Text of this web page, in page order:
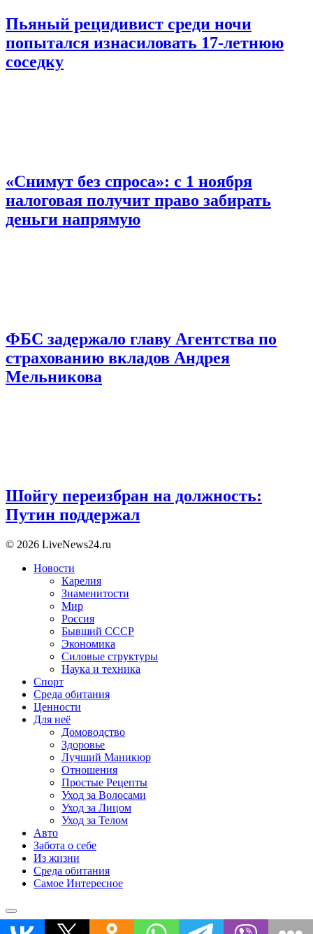
Пьяный рецидивист среди ночи
попытался изнасиловать 17-летнюю
соседку
«Снимут без спроса»: с 1 ноября
налоговая получит право забирать
деньги напрямую
ФБС задержало главу Агентства по
страхованию вкладов Андрея
Мельникова
Шойгу переизбран на должность:
Путин поддержал
© 2026 LiveNews24.ru
Новости
Карелия
Знаменитости
Мир
Россия
Бывший СССР
Экономика
Силовые структуры
Наука и техника
Спорт
Среда обитания
Ценности
Для неё
Домоводство
Здоровье
Лучший Маникюр
Отношения
Простые Рецепты
Уход за Волосами
Уход за Лицом
Уход за Телом
Авто
Забота о себе
Из жизни
Среда обитания
Самое Интересное